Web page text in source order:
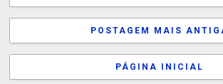
POSTAGEM MAIS
PÁGINA INICIAL